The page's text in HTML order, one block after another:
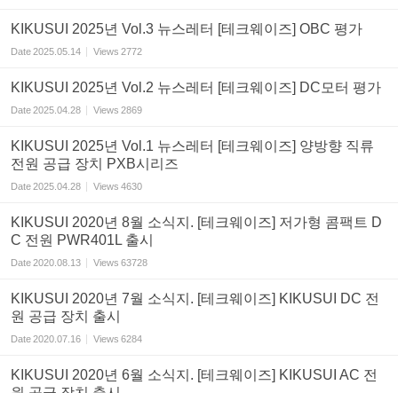
KIKUSUI 2025년 Vol.3 뉴스레터 [테크웨이즈] OBC 평가
Date2025.05.14 Views 2772
KIKUSUI 2025년 Vol.2 뉴스레터 [테크웨이즈] DC모터 평가
Date2025.04.28 Views 2869
KIKUSUI 2025년 Vol.1 뉴스레터 [테크웨이즈] 양방향 직류
전원 공급 장치 PXB시리즈
Date2025.04.28 Views 4630
KIKUSUI 2020년 8월 소식지. [테크웨이즈] 저가형 콤팩트 D
C 전원 PWR401L 출시
Date2020.08.13 Views 63728
KIKUSUI 2020년 7월 소식지. [테크웨이즈] KIKUSUI DC 전
원 공급 장치 출시
Date2020.07.16 Views 6284
KIKUSUI 2020년 6월 소식지. [테크웨이즈] KIKUSUI AC 전